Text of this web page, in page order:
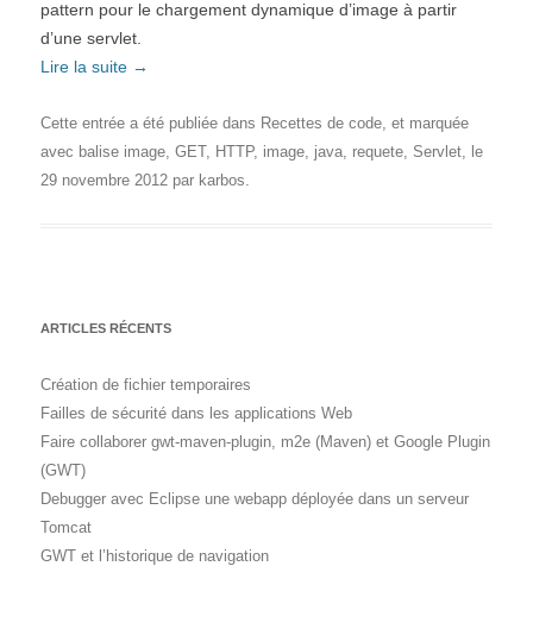
pattern pour le chargement dynamique d’image à partir
d’une servlet.
Lire la suite →
Cette entrée a été publiée dans Recettes de code, et marquée
avec balise image, GET, HTTP, image, java, requete, Servlet, le
29 novembre 2012 par karbos.
ARTICLES RÉCENTS
Création de fichier temporaires
Failles de sécurité dans les applications Web
Faire collaborer gwt-maven-plugin, m2e (Maven) et Google Plugin
(GWT)
Debugger avec Eclipse une webapp déployée dans un serveur
Tomcat
GWT et l’historique de navigation